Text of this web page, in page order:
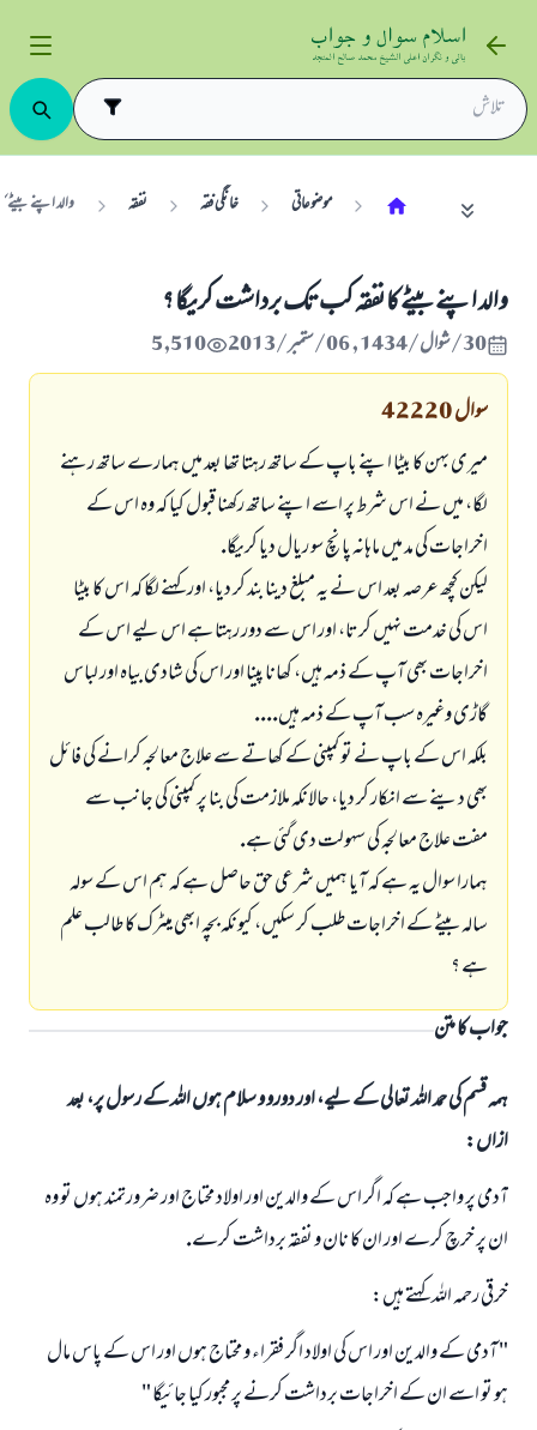
موضوعاتی خانگی فقہ نفقہ والد اپنے
والد اپنے بيٹے كا نفقہ كب تك برداشت كريگا ؟
30/شوال/1434 , 06/ستمبر/2013 5,510
سوال42220
ميرى بہن كا بيٹا اپنے باپ كے ساتھ رہتا تھا بعد ميں ہمارے ساتھ رہنے
لگا، ميں نے اس شرط پر اسے اپنے ساتھ ركھنا قبول كيا كہ وہ اس كے
اخراجات كى مد ميں ماہانہ پانچ سو ريال ديا كريگا.
ليكن كچھ عرصہ بعد اس نے يہ مبلغ دينا بند كر ديا، اور كہنے لگا كہ اس كا بيٹا
اس كى خدمت نہيں كرتا، اور اس سے دور رہتا ہے اس ليے اس كے
اخراجات بھى آپ كے ذمہ ہيں، كھانا پينا اور اس كى شادى بياہ اور لباس
گاڑى وغيرہ سب آپ كے ذمہ ہيں....
بلكہ اس كے باپ نے تو كمپنى كے كھاتے سے علاج معالجہ كرانے كى فائل
بھى دينے سے انكار كر ديا، حالانكہ ملازمت كى بنا پر كمپنى كى جانب سے
مفت علاج معالجہ كى سہولت دى گئى ہے.
ہمارا سوال يہ ہے كہ آيا ہميں شرعى حق حاصل ہے كہ ہم اس كے سولہ
سالہ بيٹے كے اخراجات طلب كر سكيں، كيونكہ بچہ ابھى ميٹرك كا طالب علم
ہے ؟
جواب کا متن
ہمہ قسم کی حمد اللہ تعالی کے لیے، اور دورو و سلام ہوں اللہ کے رسول پر، بعد
ازاں:
آدمى پر واجب ہے كہ اگر اس كے والدين اور اولاد محتاج اور ضرورتمند ہوں تو وہ
ان پر خرچ كرے اور ان كا نان و نفقہ برداشت كرے.
خرقى رحمہ اللہ كہتے ہيں:
" آدمى كے والدين اور اس كى اولاد اگر فقراء و محتاج ہوں اور اس كے پاس مال
ہو تو اسے ان كے اخراجات برداشت كرنے پر مجبور كيا جائيگا "